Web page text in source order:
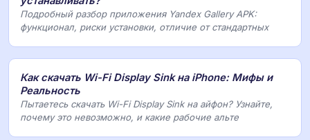
Подробный разбор приложения Yandex Gallery APK:
функционал, риски установки, отличие от стандартных
Как скачать Wi-Fi Display Sink на iPhone: Мифы и
Реальность
Пытаетесь скачать Wi-Fi Display Sink на айфон? Узнайте,
почему это невозможно, и какие рабочие альте